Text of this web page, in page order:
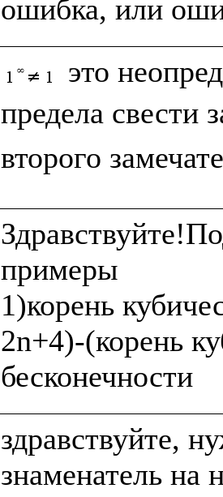
это
предела свести
второго
примеры
1)корень
2n+4)-(корень
здравствуйте,
знаменатель на